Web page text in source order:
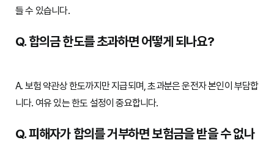
들 수 있습니다.
Q. 합의금 한도를 초과하면 어떻게 되나요?
A. 보험 약관상 한도까지만 지급되며, 초과분은 운전자 본인이 부담합
니다. 여유 있는 한도 설정이 중요합니다.
Q. 피해자가 합의를 거부하면 보험금을 받을 수 없나